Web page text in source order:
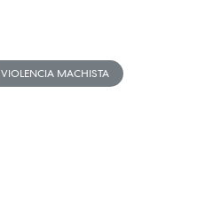
VIOLENCIA MACHISTA